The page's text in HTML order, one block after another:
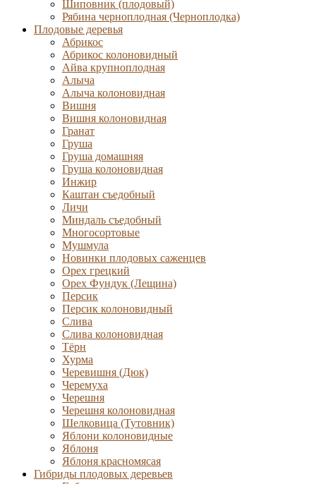
Шиповник (плодовый)
Рябина черноплодная (Черноплодка)
Плодовые деревья
Абрикос
Абрикос колоновидный
Айва крупноплодная
Алыча
Алыча колоновидная
Вишня
Вишня колоновидная
Гранат
Груша
Груша домашняя
Груша колоновидная
Инжир
Каштан съедобный
Личи
Миндаль съедобный
Многосортовые
Мушмула
Новинки плодовых саженцев
Орех грецкий
Орех Фундук (Лещина)
Персик
Персик колоновидный
Слива
Слива колоновидная
Тёрн
Хурма
Черевишня (Дюк)
Черемуха
Черешня
Черешня колоновидная
Шелковица (Тутовник)
Яблони колоновидные
Яблоня
Яблоня красномясая
Гибриды плодовых деревьев